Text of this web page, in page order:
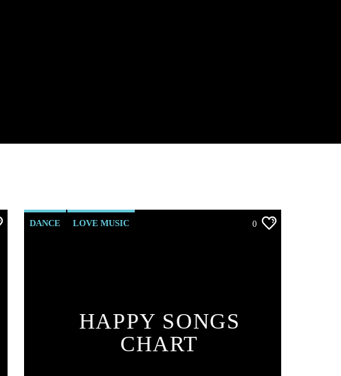
DANCE LOVE MUSIC 0
HAPPY SONGS
CHART